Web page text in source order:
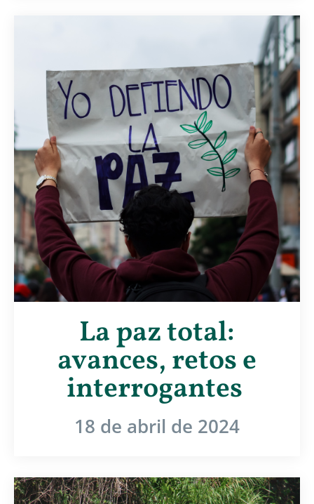
La paz total:
avances, retos e
interrogantes
18 de abril de 2024